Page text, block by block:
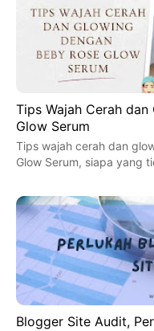
Tips Wajah Cerah
Glow Serum
Tips wajah cerah dan
Glow Serum, siapa yang
Blogger Site Audit,